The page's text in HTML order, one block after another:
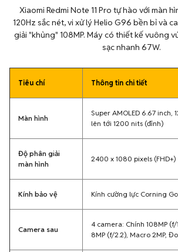
Xiaomi Redmi Note 11 Pro tự hào với màn
120Hz sắc nét, vi xử lý Helio G96 bền bỉ và
giải "khủng" 108MP. Máy có thiết kế vuông
sạc nhanh 67W.
Tiêu chí Thông tin chi tiết
Màn hình
Super AMOLED 6.67 inch,
lên tới 1200 nits (đỉnh)
Độ phân giải
màn hình
2400 x 1080 pixels (FHD+)
Kính bảo vệ Kính cường lực Corning
Camera sau
4 camera: Chính 108MP
8MP (f/2.2), Macro 2MP,